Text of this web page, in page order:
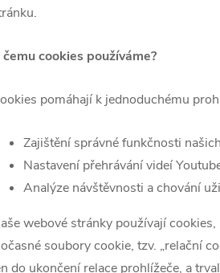
čemu cookies používáme?
pomáhají k jednoduchému
Zajištění správné funkčnosti
Nastavení přehrávání videí
Analýze návštěvnosti a chování
webové stránky používají
soubory cookie, tzv. „relační
do ukončení relace prohlížeče, a